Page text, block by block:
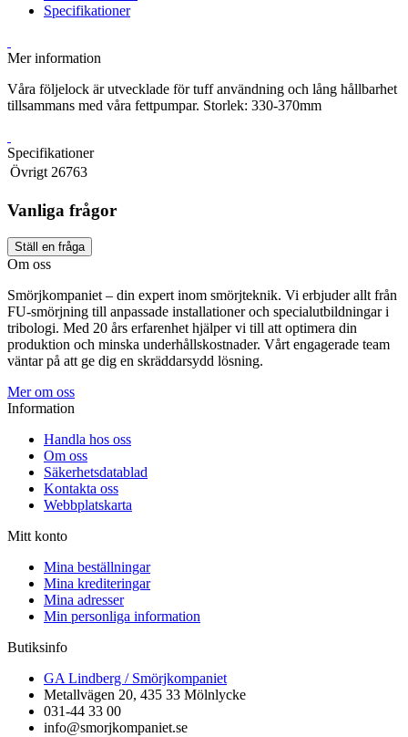
Specifikationer
Mer information
Våra följelock är utvecklade för tuff användning och lång hållbarhet
tillsammans med våra fettpumpar. Storlek: 330-370mm
Specifikationer
Övrigt 26763
Vanliga frågor
Ställ en fråga
Om oss
Smörjkompaniet – din expert inom smörjteknik. Vi erbjuder allt från
FU-smörjning till anpassade installationer och specialutbildningar i
tribologi. Med 20 års erfarenhet hjälper vi till att optimera din
produktion och minska underhållskostnader. Vårt engagerade team
väntar på att ge dig en skräddarsydd lösning.
Mer om oss
Information
Handla hos oss
Om oss
Säkerhetsdatablad
Kontakta oss
Webbplatskarta
Mitt konto
Mina beställningar
Mina krediteringar
Mina adresser
Min personliga information
Butiksinfo
GA Lindberg / Smörjkompaniet
Metallvägen 20, 435 33 Mölnlycke
031-44 33 00
info@smorjkompaniet.se